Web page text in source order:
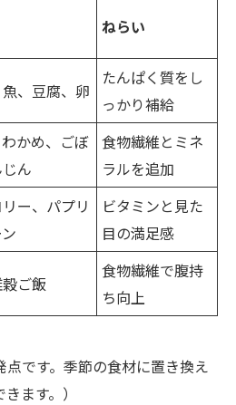
ねらい
、豆腐、卵
たんぱく質をし
っかり補給
かめ、ごぼ
ん
食物繊維とミネ
ラルを追加
ー、パプリ
ビタミンと見た
目の満足感
ご飯
食物繊維で腹持
ち向上
点です。季節の食材に置き換え
ます。）